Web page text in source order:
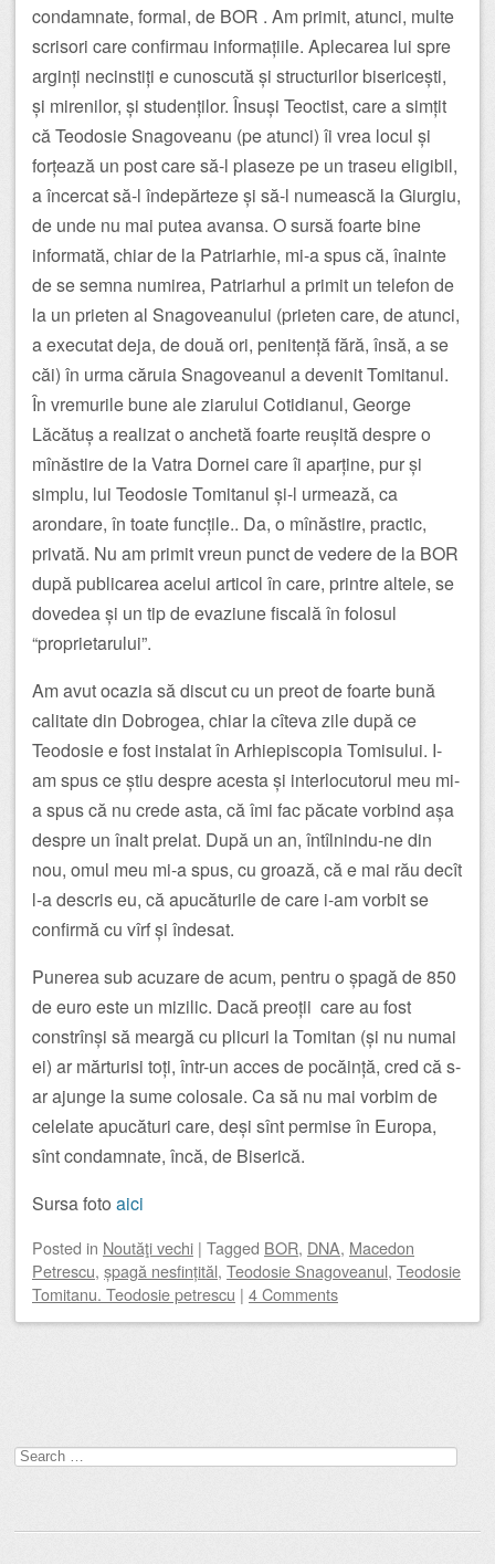
condamnate, formal, de BOR . Am primit, atunci, multe
scrisori care confirmau informațiile. Aplecarea lui spre
arginți necinstiți e cunoscută și structurilor bisericești,
și mirenilor, și studenților. Însuși Teoctist, care a simțit
că Teodosie Snagoveanu (pe atunci) îi vrea locul și
forțează un post care să-l plaseze pe un traseu eligibil,
a încercat să-l îndepărteze și să-l numească la Giurgiu,
de unde nu mai putea avansa. O sursă foarte bine
informată, chiar de la Patriarhie, mi-a spus că, înainte
de se semna numirea, Patriarhul a primit un telefon de
la un prieten al Snagoveanului (prieten care, de atunci,
a executat deja, de două ori, penitență fără, însă, a se
căi) în urma căruia Snagoveanul a devenit Tomitanul.
În vremurile bune ale ziarului Cotidianul, George
Lăcătuș a realizat o anchetă foarte reușită despre o
mînăstire de la Vatra Dornei care îi aparține, pur și
simplu, lui Teodosie Tomitanul și-l urmează, ca
arondare, în toate funcțile.. Da, o mînăstire, practic,
privată. Nu am primit vreun punct de vedere de la BOR
după publicarea acelui articol în care, printre altele, se
dovedea și un tip de evaziune fiscală în folosul
“proprietarului”.
Am avut ocazia să discut cu un preot de foarte bună
calitate din Dobrogea, chiar la cîteva zile după ce
Teodosie e fost instalat în Arhiepiscopia Tomisului. I-
am spus ce știu despre acesta și interlocutorul meu mi-
a spus că nu crede asta, că îmi fac păcate vorbind așa
despre un înalt prelat. După un an, întîlnindu-ne din
nou, omul meu mi-a spus, cu groază, că e mai rău decît
l-a descris eu, că apucăturile de care i-am vorbit se
confirmă cu vîrf și îndesat.
Punerea sub acuzare de acum, pentru o șpagă de 850
de euro este un mizilic. Dacă preoții care au fost
constrînși să meargă cu plicuri la Tomitan (și nu numai
ei) ar mărturisi toți, într-un acces de pocăință, cred că s-
ar ajunge la sume colosale. Ca să nu mai vorbim de
celelate apucături care, deși sînt permise în Europa,
sînt condamnate, încă, de Biserică.
Sursa foto aici
Posted in Noutăţi vechi | Tagged BOR, DNA, Macedon
Petrescu, șpagă nesfințităl, Teodosie Snagoveanul, Teodosie
Tomitanu. Teodosie petrescu | 4 Comments
Search
for: